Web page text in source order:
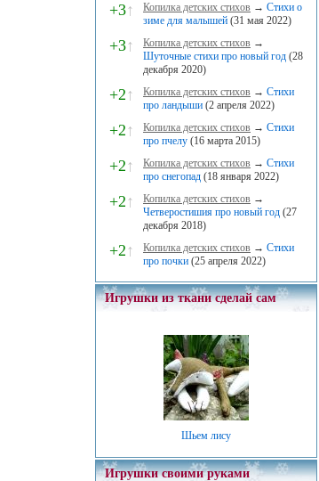
+3↑ Копилка детских стихов → Стихи о
зиме для малышей (31 мая 2022)
+3↑ Копилка детских стихов →
Шуточные стихи про новый год (28
декабря 2020)
+2↑ Копилка детских стихов → Стихи
про ландыши (2 апреля 2022)
+2↑ Копилка детских стихов → Стихи
про пчелу (16 марта 2015)
+2↑ Копилка детских стихов → Стихи
про снегопад (18 января 2022)
+2↑ Копилка детских стихов →
Четверостишия про новый год (27
декабря 2018)
+2↑ Копилка детских стихов → Стихи
про почки (25 апреля 2022)
Игрушки из ткани сделай сам
Шьем лису
Игрушки своими руками